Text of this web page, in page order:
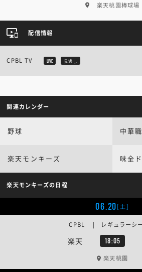
楽天桃園棒球場
配信情報
CPBL TV LIVE 見逃し
関連カレンダー
野球 中華
楽天モンキーズ 味全
楽天モンキーズの日程
06.20[土]
楽天 18:05
CPBL | レギュラーシ
楽天桃園